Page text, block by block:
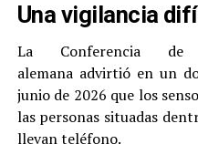
Una vigilancia
La Conferencia
alemana advirtió en un
junio de 2026 que los
las personas situadas
llevan teléfono.